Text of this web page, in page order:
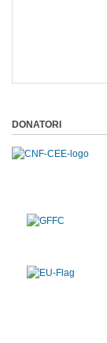
DONATORI